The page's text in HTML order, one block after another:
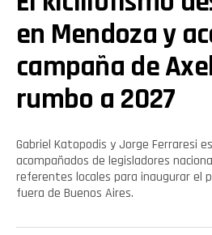
en Mendoza y
campaña de
rumbo a 2027
Gabriel Katopodis y Jorge Ferraresi
acompañados de legisladores
referentes locales para inaugurar el
fuera de Buenos Aires.